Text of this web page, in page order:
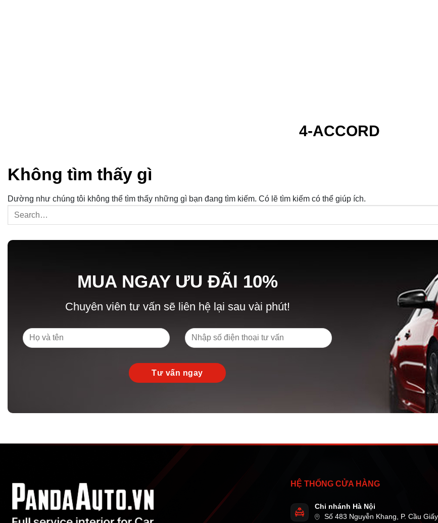
4-ACCORD
Không tìm thấy gì
Dường như chúng tôi không thể tìm thấy những gì bạn đang tìm kiếm. Có lẽ tìm kiếm có thể giúp ích.
MUA NGAY ƯU ĐÃI 10%
Chuyên viên tư vấn sẽ liên hệ lại sau vài phút!
HỆ THỐNG CỬA HÀNG
Chi nhánh Hà Nội
Số 483 Nguyễn Khang, P. Cầu Giấy,